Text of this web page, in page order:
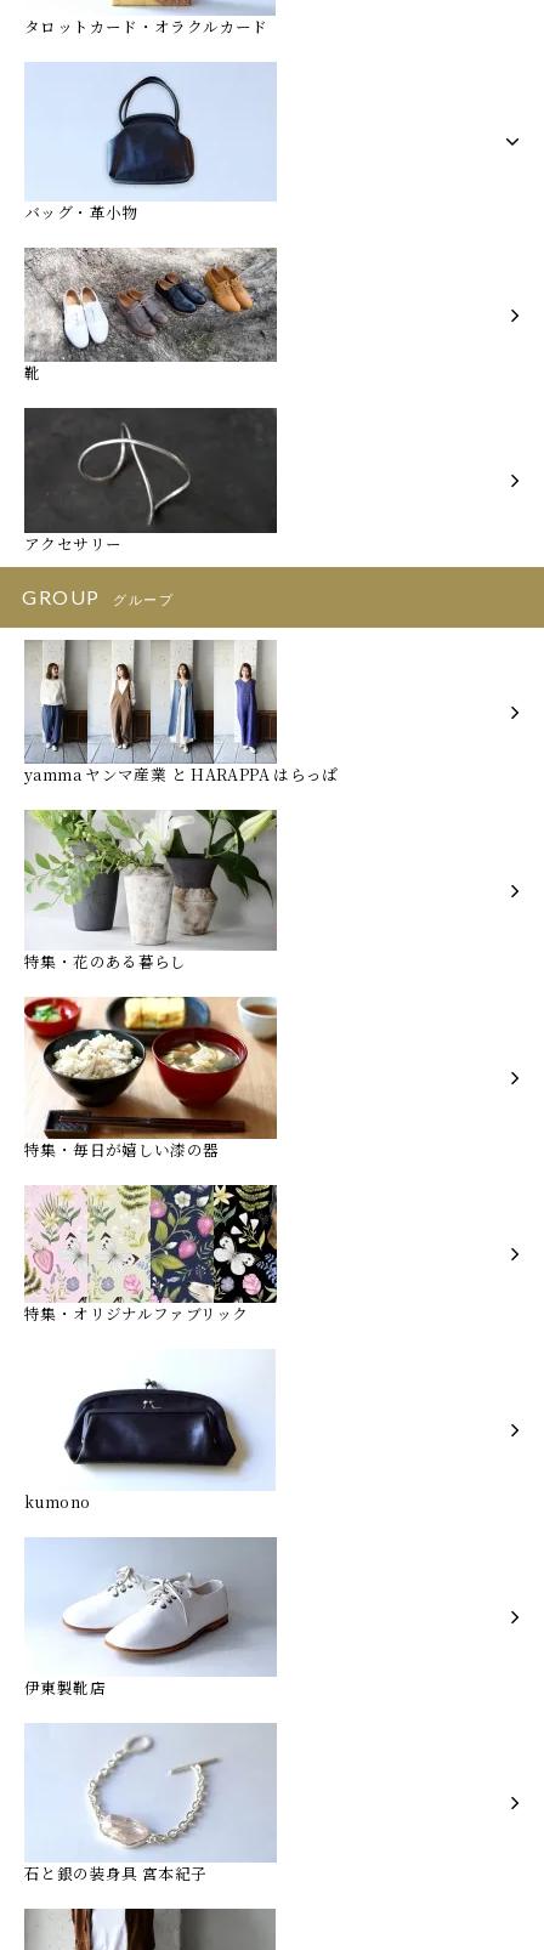
タロットカード・オラクルカード
バッグ・革小物
靴
アクセサリー
GROUP グループ
yamma ヤンマ産業 と HARAPPA はらっぱ
特集・花のある暮らし
特集・毎日が嬉しい漆の器
特集・オリジナルファブリック
kumono
伊東製靴店
石と銀の装身具 宮本紀子